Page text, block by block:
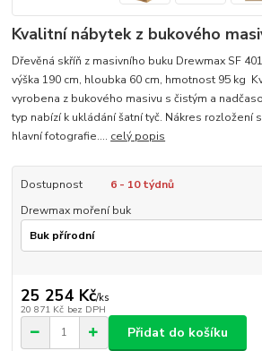
Kvalitní nábytek z bukového
Dřevěná skříň z masivního buku Drewmax SF
výška 190 cm, hloubka 60 cm, hmotnost 95 kg
vyrobena z bukového masivu s čistým a
typ nabízí k ukládání šatní tyč. Nákres rozložení
hlavní fotografie.... celý popis
Dostupnost
6 - 10 týdnů
Drewmax moření buk
25 254 Kč/ks
20 871 Kč bez DPH
Přidat do košíku